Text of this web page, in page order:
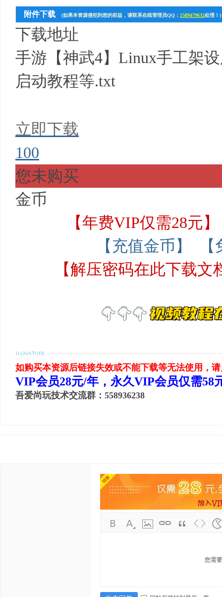
附件下载 (如果本资源侵犯到您的权益，请联系在线管理员QQ： 1589479632处理！)
下载地址
手游【神武4】Linux手工架
启动教程等.txt
立即下载
100
您未购买
金币
【年费VIP仅需28元】
【充值金币】
【解压密码在此下载
如购买本资源后链接失效或不能下载等无法使用，
VIP会员28元/年，永久VIP会员仅需58
吾爱尚玩技术交流群：558936238
您需